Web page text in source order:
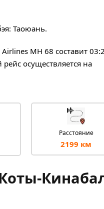
Таоюань.
MH 68 составит
осуществляется на
Расстояние
2199 км